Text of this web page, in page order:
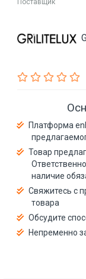
Платформа
Товар
наличие
Свяжитесь с
товара
Обсудите
Непременно